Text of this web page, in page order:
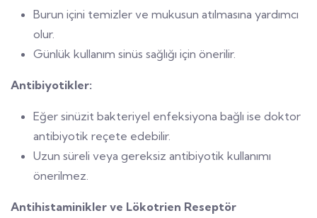
Burun içini temizler ve mukusun atılmasına yardımcı
olur.
Günlük kullanım sinüs sağlığı için önerilir.
Antibiyotikler:
Eğer sinüzit bakteriyel enfeksiyona bağlı ise doktor
antibiyotik reçete edebilir.
Uzun süreli veya gereksiz antibiyotik kullanımı
önerilmez.
Antihistaminikler ve Lökotrien Reseptör